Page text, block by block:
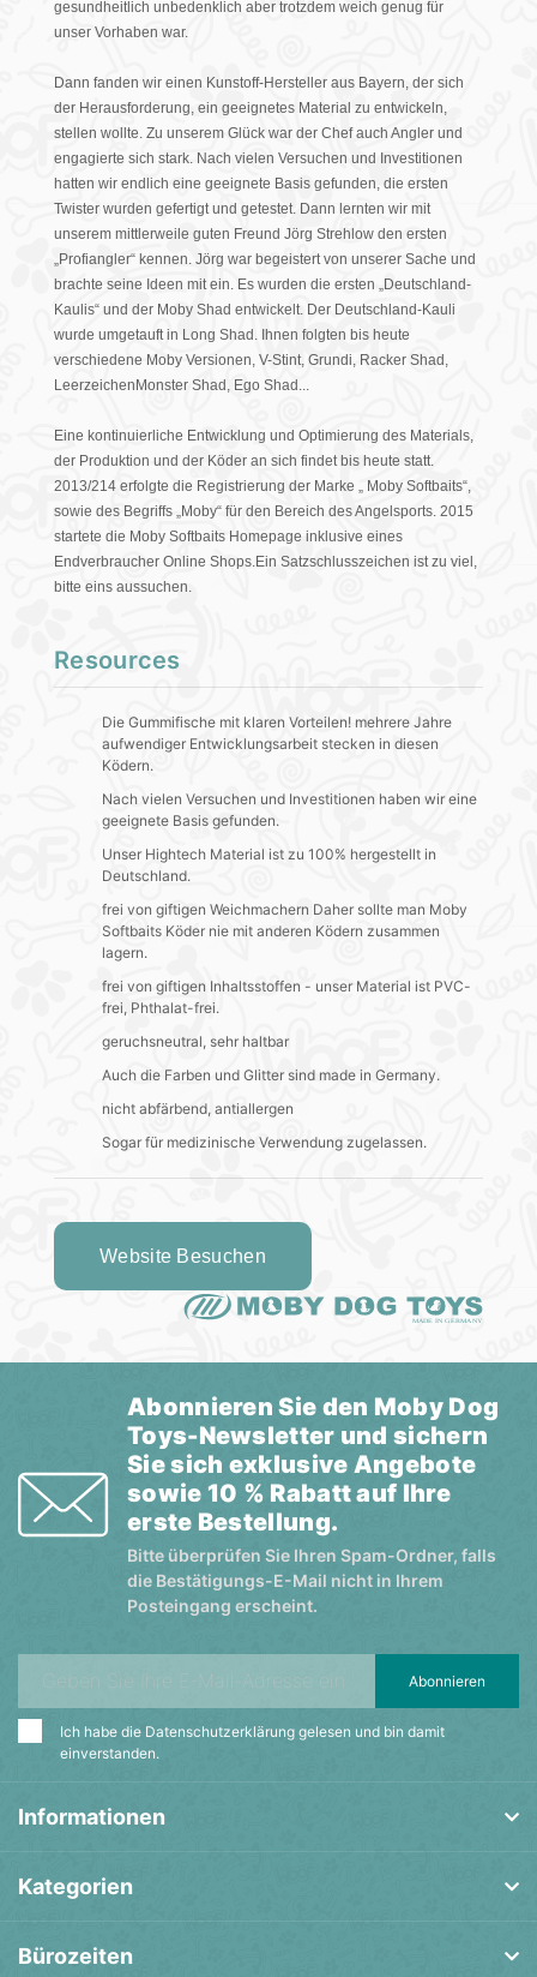
gesundheitlich unbedenklich aber trotzdem weich genug für
unser Vorhaben war.
Dann fanden wir einen Kunstoff-Hersteller aus Bayern, der sich
der Herausforderung, ein geeignetes Material zu entwickeln,
stellen wollte. Zu unserem Glück war der Chef auch Angler und
engagierte sich stark. Nach vielen Versuchen und Investitionen
hatten wir endlich eine geeignete Basis gefunden, die ersten
Twister wurden gefertigt und getestet. Dann lernten wir mit
unserem mittlerweile guten Freund Jörg Strehlow den ersten
„Profiangler“ kennen. Jörg war begeistert von unserer Sache und
brachte seine Ideen mit ein. Es wurden die ersten „Deutschland-
Kaulis“ und der Moby Shad entwickelt. Der Deutschland-Kauli
wurde umgetauft in Long Shad. Ihnen folgten bis heute
verschiedene Moby Versionen, V-Stint, Grundi, Racker Shad,
LeerzeichenMonster Shad, Ego Shad...
Eine kontinuierliche Entwicklung und Optimierung des Materials,
der Produktion und der Köder an sich findet bis heute statt.
2013/214 erfolgte die Registrierung der Marke „ Moby Softbaits“,
sowie des Begriffs „Moby“ für den Bereich des Angelsports. 2015
startete die Moby Softbaits Homepage inklusive eines
Endverbraucher Online Shops.Ein Satzschlusszeichen ist zu viel,
bitte eins aussuchen.
Resources
Die Gummifische mit klaren Vorteilen! mehrere Jahre
aufwendiger Entwicklungsarbeit stecken in diesen
Ködern.
Nach vielen Versuchen und Investitionen haben wir eine
geeignete Basis gefunden.
Unser Hightech Material ist zu 100% hergestellt in
Deutschland.
frei von giftigen Weichmachern Daher sollte man Moby
Softbaits Köder nie mit anderen Ködern zusammen
lagern.
frei von giftigen Inhaltsstoffen - unser Material ist PVC-
frei, Phthalat-frei.
geruchsneutral, sehr haltbar
Auch die Farben und Glitter sind made in Germany.
nicht abfärbend, antiallergen
Sogar für medizinische Verwendung zugelassen.
Website Besuchen
Abonnieren Sie den Moby Dog
Toys-Newsletter und sichern
Sie sich exklusive Angebote
sowie 10 % Rabatt auf Ihre
erste Bestellung.
Bitte überprüfen Sie Ihren Spam-Ordner, falls
die Bestätigungs-E-Mail nicht in Ihrem
Posteingang erscheint.
Abonnieren
Ich habe die Datenschutzerklärung gelesen und bin damit
einverstanden.
Informationen
Kategorien
Bürozeiten